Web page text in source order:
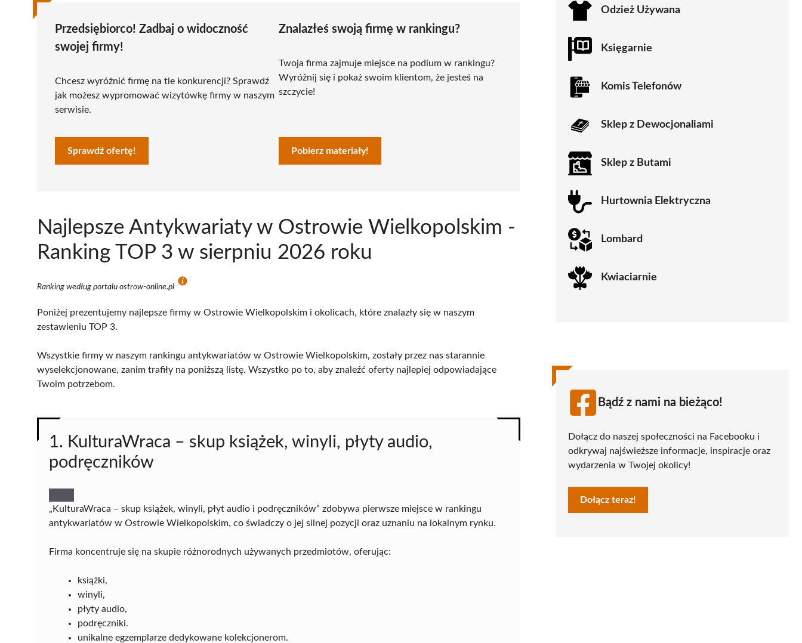
Przedsiębiorco! Zadbaj o widoczność
swojej firmy!
Chcesz wyróżnić firmę na tle konkurencji? Sprawdź
jak możesz wypromować wizytówkę firmy w naszym
serwisie.
Sprawdź ofertę!
Znalazłeś swoją firmę w rankingu?
Twoja firma zajmuje miejsce na podium w rankingu?
Wyróżnij się i pokaż swoim klientom, że jesteś na
szczycie!
Pobierz materiały!
Najlepsze Antykwariaty w Ostrowie Wielkopolskim -
Ranking TOP 3 w sierpniu 2026 roku
Ranking według portalu ostrow-online.pl
Poniżej prezentujemy najlepsze firmy w Ostrowie Wielkopolskim i okolicach, które znalazły się w naszym
zestawieniu TOP 3.
Wszystkie firmy w naszym rankingu antykwariatów w Ostrowie Wielkopolskim, zostały przez nas starannie
wyselekcjonowane, zanim trafiły na poniższą listę. Wszystko po to, aby znaleźć oferty najlepiej odpowiadające
Twoim potrzebom.
1. KulturaWraca – skup książek, winyli, płyty audio,
podręczników
„KulturaWraca – skup książek, winyli, płyt audio i podręczników” zdobywa pierwsze miejsce w rankingu
antykwariatów w Ostrowie Wielkopolskim, co świadczy o jej silnej pozycji oraz uznaniu na lokalnym rynku.
Firma koncentruje się na skupie różnorodnych używanych przedmiotów, oferując:
książki,
winyli,
płyty audio,
podręczniki.
unikalne egzemplarze dedykowane kolekcjonerom.
Odzież Używana
Księgarnie
Komis Telefonów
Sklep z Dewocjonaliami
Sklep z Butami
Hurtownia Elektryczna
Lombard
Kwiaciarnie
Bądź z nami na bieżąco!
Dołącz do naszej społeczności na Facebooku i
odkrywaj najświeższe informacje, inspiracje oraz
wydarzenia w Twojej okolicy!
Dołącz teraz!